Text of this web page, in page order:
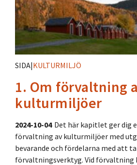
SIDA|KULTURMILJÖ
1. Om förvaltning
kulturmiljöer
2024-10-04 Det här kapitlet ger dig
förvaltning av kulturmiljöer med
bevarande och fördelarna med att
förvaltningsverktyg. Vid